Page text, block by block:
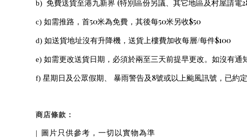
b) 免費送貨至港九新界 (特別區份另議、其它地區及村屋請電
c) 如需推路，首50米為免費，其後每50米另收$50
d) 如送貨地址沒有升降機，送貨上樓費加收每層/每件$100
e) 如需更改送貨日期，必須於兩至三天前提早更改。如沒有
f) 星期日及公眾假期、 暴雨警告及 8號或以上颱風訊號，已約
商店條款：
| 圖片只供參考，一切以實物為準